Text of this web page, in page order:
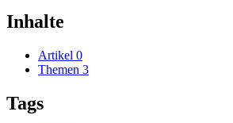
Inhalte
Artikel 0
Themen 3
Tags